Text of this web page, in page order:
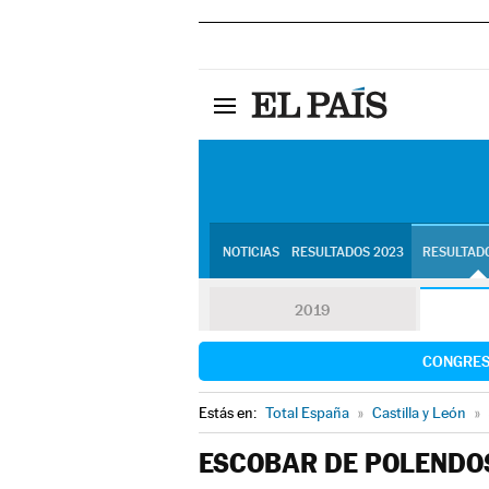
NOTICIAS RESULTADOS 2023
2019
Estás en: Total España » Castilla y León »
ESCOBAR DE